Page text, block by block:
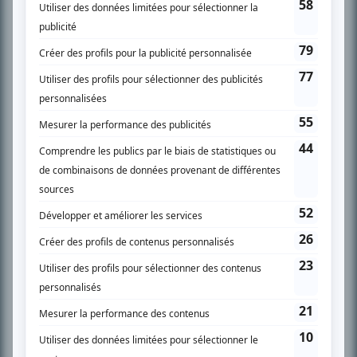
SUR LE RÉSEAU BIZZ MÉDIA
PLAN DU SITE
Accueil
Liste des oeuvres
Recherche avancée
À propos
Nous contacter
Termes et conditions
Politique de confidentialité
Gestion du consentement